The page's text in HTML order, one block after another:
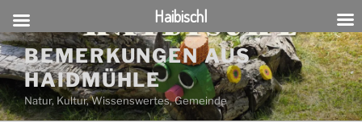
Zum
Inhalt
springen
BEMERKUNGEN AUS
HAIDMÜHLE
Natur, Kultur, Wissenswertes, Gemeinde
Haibischl